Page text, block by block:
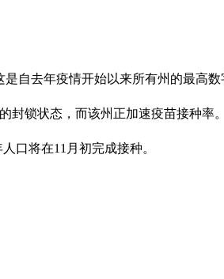
自去年疫情开始以来所有州的最高
封锁状态，而该州正加速疫苗接种率。
口将在11月初完成接种。